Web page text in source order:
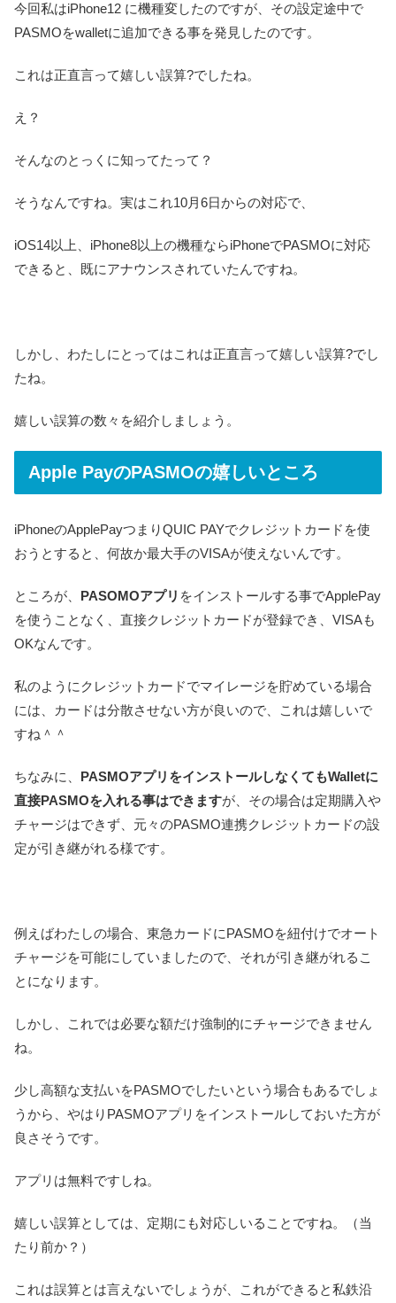
今回私はiPhone12 に機種変したのですが、その設定途中で
PASMOをwalletに追加できる事を発見したのです。
これは正直言って嬉しい誤算?でしたね。
え？
そんなのとっくに知ってたって？
そうなんですね。実はこれ10月6日からの対応で、
iOS14以上、iPhone8以上の機種ならiPhoneでPASMOに対応
できると、既にアナウンスされていたんですね。
しかし、わたしにとってはこれは正直言って嬉しい誤算?でし
たね。
嬉しい誤算の数々を紹介しましょう。
Apple PayのPASMOの嬉しいところ
iPhoneのApplePayつまりQUIC PAYでクレジットカードを使
おうとすると、何故か最大手のVISAが使えないんです。
ところが、 PASOMOアプリ をインストールする事でApplePay
を使うことなく、直接クレジットカードが登録でき、VISAも
OKなんです。
私のようにクレジットカードでマイレージを貯めている場合
には、カードは分散させない方が良いので、これは嬉しいで
すね＾＾
ちなみに、 PASMOアプリをインストールしなくてもWalletに
直接PASMOを入れる事はできますが、その場合は定期購入や
チャージはできず、元々のPASMO連携クレジットカードの設
定が引き継がれる様です。
例えばわたしの場合、東急カードにPASMOを紐付けでオート
チャージを可能にしていましたので、それが引き継がれるこ
とになります。
しかし、これでは必要な額だけ強制的にチャージできません
ね。
少し高額な支払いをPASMOでしたいという場合もあるでしょ
うから、やはりPASMOアプリをインストールしておいた方が
良さそうです。
アプリは無料ですしね。
嬉しい誤算としては、定期にも対応しいることですね。（当
たり前か？）
これは誤算とは言えないでしょうが、これができると私鉄沿